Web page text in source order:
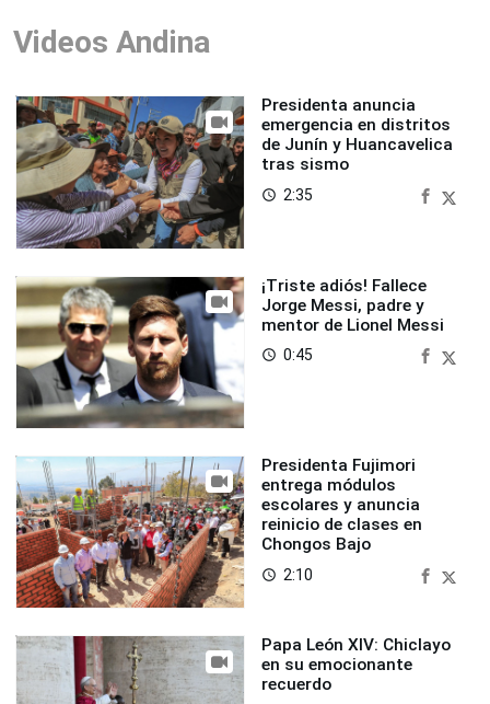
Videos Andina
Presidenta anuncia
emergencia en distritos
de Junín y Huancavelica
tras sismo
access_time 2:35
¡Triste adiós! Fallece
Jorge Messi, padre y
mentor de Lionel Messi
access_time 0:45
Presidenta Fujimori
entrega módulos
escolares y anuncia
reinicio de clases en
Chongos Bajo
access_time 2:10
Papa León XIV: Chiclayo
en su emocionante
recuerdo